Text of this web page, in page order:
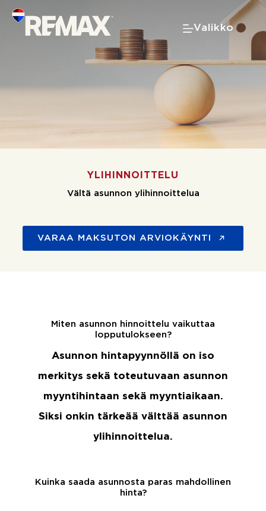
content
Valikko
YLIHINNOITTELU
Vältä asunnon ylihinnoittelua
VARAA MAKSUTON ARVIOKÄYNTI
Miten asunnon hinnoittelu vaikuttaa
lopputulokseen?
Asunnon hintapyynnöllä on iso
merkitys sekä toteutuvaan asunnon
myyntihintaan sekä myyntiaikaan.
Siksi onkin tärkeää välttää asunnon
ylihinnoittelua.
Kuinka saada asunnosta paras mahdollinen
hinta?